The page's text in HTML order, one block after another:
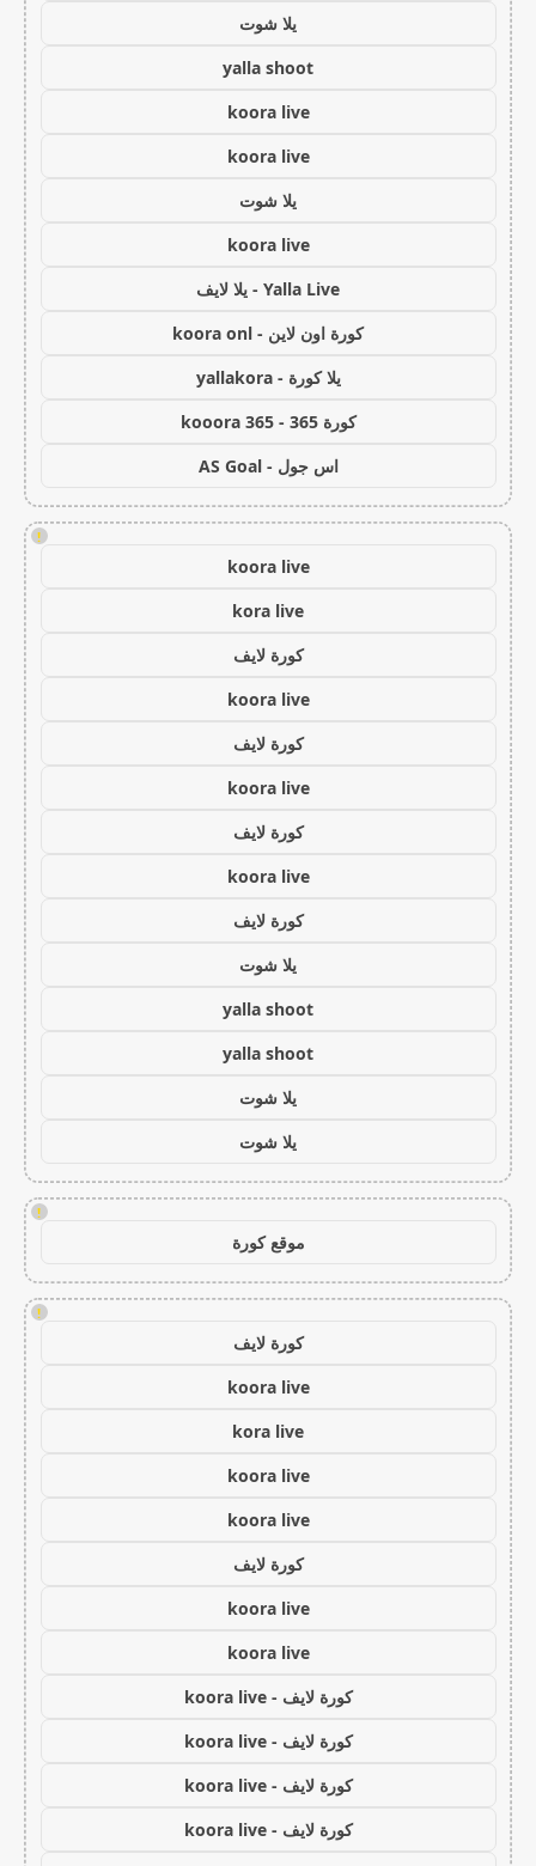
يلا شوت
yalla shoot
koora live
koora live
يلا شوت
koora live
Yalla Live - يلا لايف
كورة اون لاين - koora onl
يلا كورة - yallakora
كورة 365 - kooora 365
اس جول - AS Goal
!
koora live
kora live
كورة لايف
koora live
كورة لايف
koora live
كورة لايف
koora live
كورة لايف
يلا شوت
yalla shoot
yalla shoot
يلا شوت
يلا شوت
!
موقع كورة
!
كورة لايف
koora live
kora live
koora live
koora live
كورة لايف
koora live
koora live
كورة لايف - koora live
كورة لايف - koora live
كورة لايف - koora live
كورة لايف - koora live